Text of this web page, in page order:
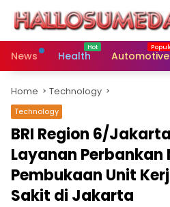
content
News
Health Automotive
Home Technology
Technology
BRI Region 6/
Layanan Perbankan
Pembukaan Unit
Sakit di Jakarta